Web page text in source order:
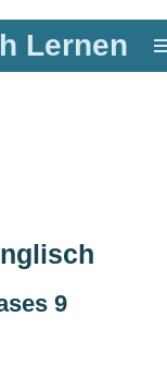
Lernen
9